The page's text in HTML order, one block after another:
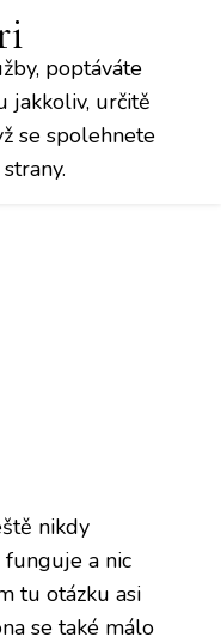
poptáváte
jakkoliv, určitě
se spolehnete
nikdy
funguje a nic
tu otázku asi
se také málo